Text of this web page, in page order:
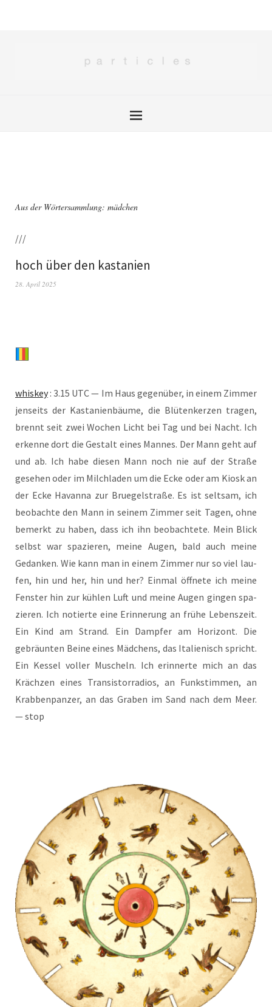
Aus der Wörtersammlung: mädchen
///
hoch über den kastanien
28. April 2025
whis­key: 3.15 UTC — Im Haus gegen­über, in einem Zim­mer
jen­seits der Kas­ta­ni­en­bäu­me, die Blü­ten­ker­zen tra­gen,
brennt seit zwei Wochen Licht bei Tag und bei Nacht. Ich
erken­ne dort die Gestalt eines Man­nes. Der Mann geht auf
und ab. Ich habe die­sen Mann noch nie auf der Stra­ße
gese­hen oder im Milch­la­den um die Ecke oder am Kiosk an
der Ecke Havan­na zur Brue­gel­stra­ße. Es ist selt­sam, ich
beob­ach­te den Mann in sei­nem Zim­mer seit Tagen, ohne
bemerkt zu haben, dass ich ihn beob­ach­te­te. Mein Blick
selbst war spa­zie­ren, mei­ne Augen, bald auch mei­ne
Gedan­ken. Wie kann man in einem Zim­mer nur so viel lau­
fen, hin und her, hin und her? Ein­mal öff­ne­te ich mei­ne
Fens­ter hin zur küh­len Luft und mei­ne Augen gin­gen spa­
zie­ren. Ich notier­te eine Erin­ne­rung an frü­he Lebens­zeit.
Ein Kind am Strand. Ein Damp­fer am Hori­zont. Die
gebräun­ten Bei­ne eines Mäd­chens, das Ita­lie­nisch spricht.
Ein Kes­sel vol­ler Muscheln. Ich erin­ner­te mich an das
Kräch­zen eines Tran­sis­tor­ra­di­os, an Funk­stim­men, an
Krab­ben­pan­zer, an das Gra­ben im Sand nach dem Meer.
— stop